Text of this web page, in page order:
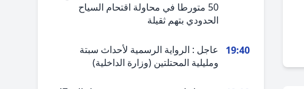
50 متورطا في محاولة اقتحام السياح
الحدودي بتهم ثقيلة
19:40
عاجل : الرواية الرسمية لأحداث سبتة
ومليلية المحتلتين (وزارة الداخلية)